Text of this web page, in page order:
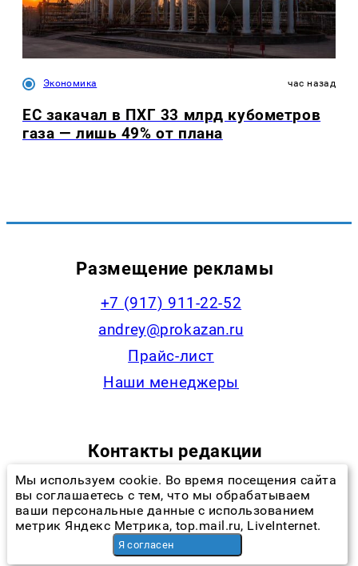
Экономика час назад
ЕС закачал в ПХГ 33 млрд кубометров
газа — лишь 49% от плана
Размещение рекламы
+7 (917) 911-22-52
andrey@prokazan.ru
Прайс-лист
Наши менеджеры
Контакты редакции
+7 (922) 335-53-79,
news@progorodchelny.ru
Мы используем cookie. Во время посещения сайта
вы соглашаетесь с тем, что мы обрабатываем
ваши персональные данные с использованием
метрик Яндекс Метрика, top.mail.ru, LiveInternet.
Я согласен